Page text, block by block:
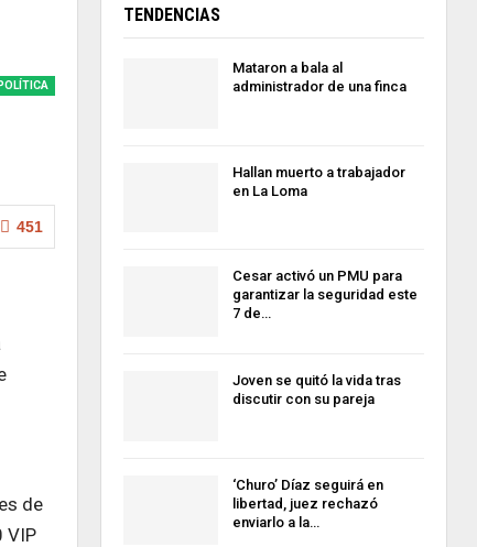
POLÍTICA
451
de
VIP
TENDENCIAS
Mataron a bala al
administrador de una finca
Hallan muerto a trabajador
en La Loma
Cesar activó un PMU para
garantizar la seguridad este
7 de…
Joven se quitó la vida tras
discutir con su pareja
‘Churo’ Díaz seguirá en
libertad, juez rechazó
enviarlo a la…